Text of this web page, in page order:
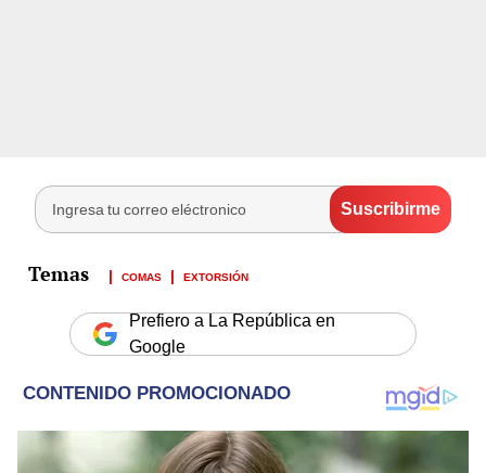
COMAS EXTORSIÓN
Prefiero a La República en
Google